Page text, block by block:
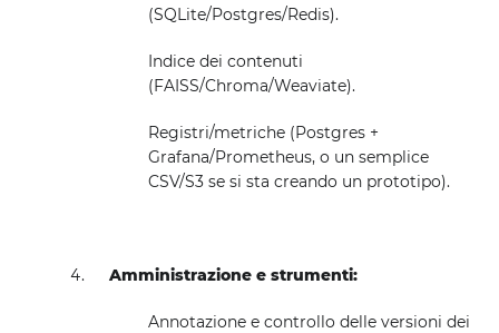
(SQLite/Postgres/Redis).
Indice dei contenuti
(FAISS/Chroma/Weaviate).
Registri/metriche (Postgres +
Grafana/Prometheus, o un semplice
CSV/S3 se si sta creando un prototipo).
Amministrazione e strumenti:
Annotazione e controllo delle versioni dei